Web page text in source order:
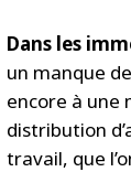
Dans les
un manque
encore à une
distribution
travail, que